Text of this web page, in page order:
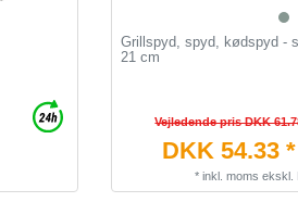
Grillspyd, spyd, kødspyd -
21 cm
Vejledende pris DKK
DKK 54.33 *
* inkl. moms ekskl.